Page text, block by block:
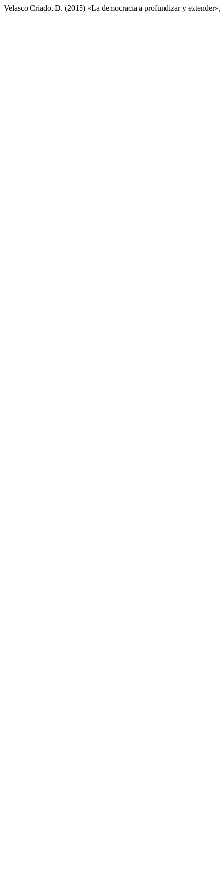
Velasco Criado, D. (2015) «La democracia a profundizar y